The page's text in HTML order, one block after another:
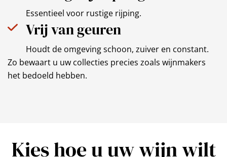
Essentieel voor rustige rijping.
Vrij van geuren
Houdt de omgeving schoon, zuiver en constant.
Zo bewaart u uw collecties precies zoals wijnmakers
het bedoeld hebben.
Kies hoe u uw wijn wilt